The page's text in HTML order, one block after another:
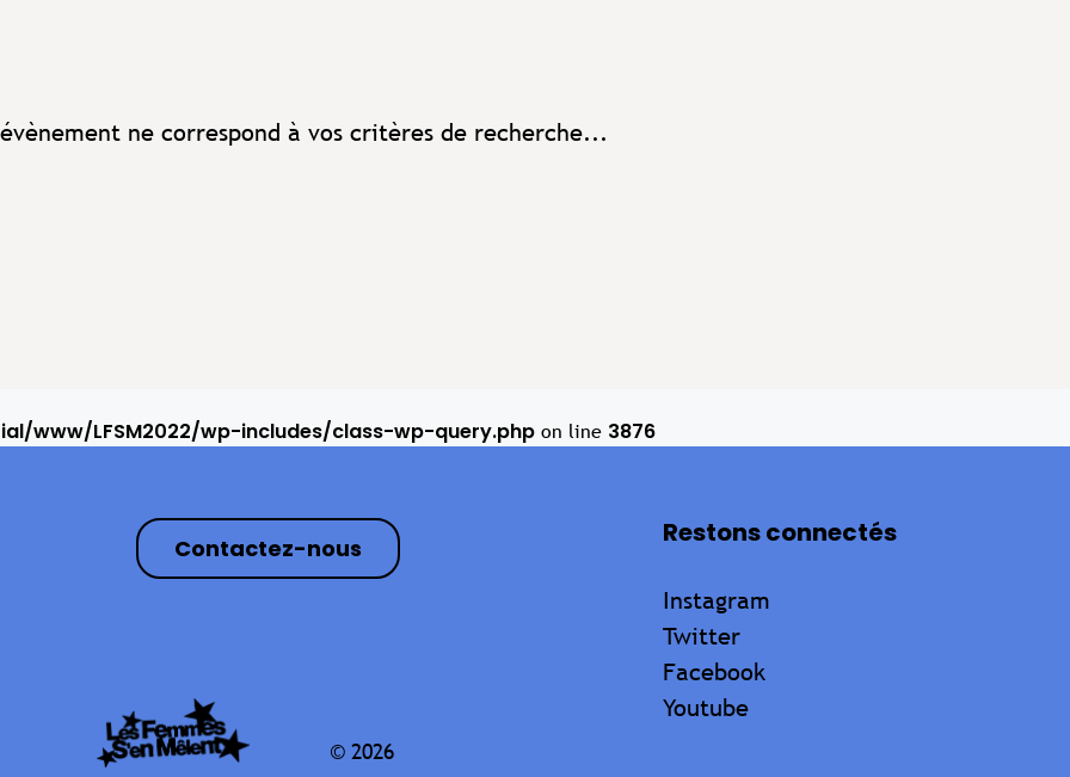
ne correspond à vos critères de recherche...
www/LFSM2022/wp-includes/class-wp-query.php on line 3876
Contactez-nous
© 2026
Restons connectés
Instagram
Twitter
Facebook
Youtube